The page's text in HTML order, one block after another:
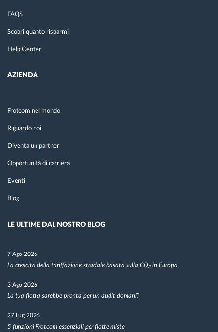
FAQS
Scopri quanto risparmi
Help Center
AZIENDA
Frotcom nel mondo
Riguardo noi
Diventa un partner
Opportunità di carriera
Eventi
Blog
LE ULTIME DAL NOSTRO BLOG
7 Ago 2026
La crescita della tariffazione stradale basata sulla CO₂ in Europa
3 Ago 2026
La tua flotta sarebbe pronta per un audit domani?
27 Lug 2026
5 funzioni Frotcom essenziali per flotte miste